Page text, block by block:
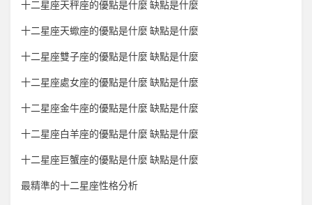
十二星座天秤座的優點是什麼 缺點是什麼
十二星座天蠍座的優點是什麼 缺點是什麼
十二星座雙子座的優點是什麼 缺點是什麼
十二星座處女座的優點是什麼 缺點是什麼
十二星座金牛座的優點是什麼 缺點是什麼
十二星座白羊座的優點是什麼 缺點是什麼
十二星座巨蟹座的優點是什麼 缺點是什麼
最精準的十二星座性格分析